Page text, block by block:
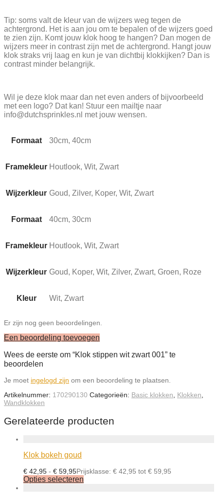
Tip: soms valt de kleur van de wijzers weg tegen de
achtergrond. Het is aan jou om te bepalen of de wijzers goed
te zien zijn. Komt jouw klok hoog te hangen? Dan mogen de
wijzers meer in contrast zijn met de achtergrond. Hangt jouw
klok straks vrij laag en kun je van dichtbij klokkijken? Dan is
contrast minder belangrijk.
Wil je deze klok maar dan net even anders of bijvoorbeeld
met een logo? Dat kan! Stuur een mailtje naar
info@dutchsprinkles.nl met jouw wensen.
Formaat 30cm, 40cm
Framekleur Houtlook, Wit, Zwart
Wijzerkleur Goud, Zilver, Koper, Wit, Zwart
Formaat 40cm, 30cm
Framekleur Houtlook, Wit, Zwart
Wijzerkleur Goud, Koper, Wit, Zilver, Zwart, Groen, Roze
Kleur Wit, Zwart
Er zijn nog geen beoordelingen.
Een beoordeling toevoegen
Wees de eerste om “Klok stippen wit zwart 001” te
beoordelen
Je moet ingelogd zijn om een beoordeling te plaatsen.
Artikelnummer: 170290130 Categorieën: Basic klokken, Klokken,
Wandklokken
Gerelateerde producten
Klok bokeh goud
€ 42,95 - € 59,95Prijsklasse: € 42,95 tot € 59,95
Opties selecteren